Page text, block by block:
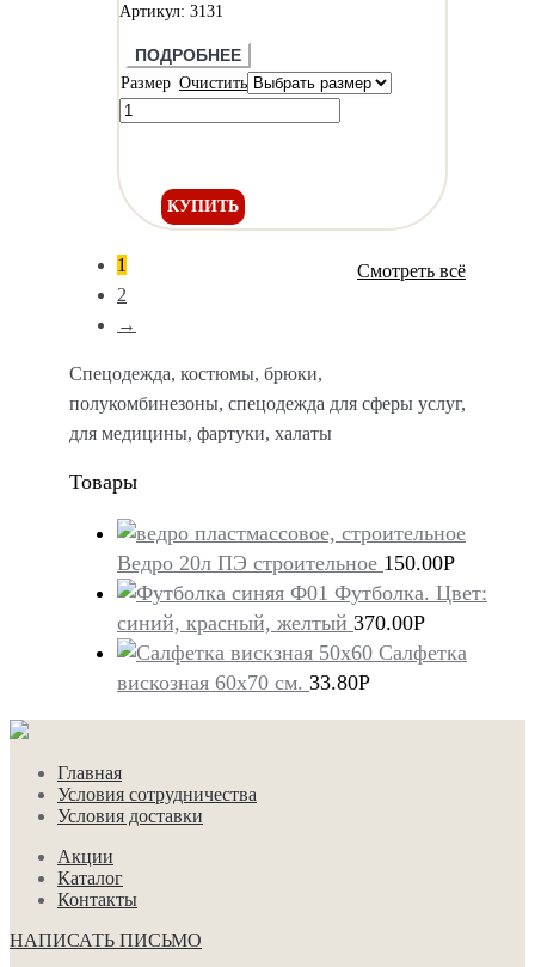
Артикул: 3131
ПОДРОБНЕЕ
Размер Очистить
КУПИТЬ
Смотреть всё
1
2
→
Спецодежда, костюмы, брюки,
полукомбинезоны, спецодежда для сферы услуг,
для медицины, фартуки, халаты
Товары
Ведро 20л ПЭ строительное 150.00Р
Футболка. Цвет:
синий, красный, желтый 370.00Р
Салфетка
вискозная 60х70 см. 33.80Р
Главная
Условия сотрудничества
Условия доставки
Акции
Каталог
Контакты
НАПИСАТЬ ПИСЬМО